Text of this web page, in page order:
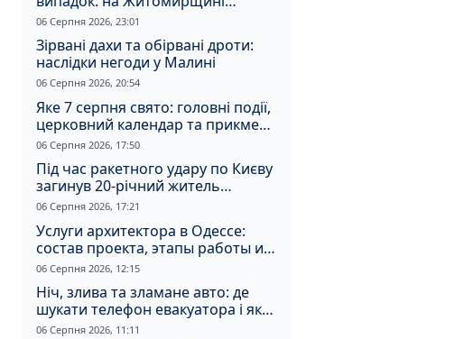
судитимуть чоловіка за вбивство
співмешканки
06 Серпня 2026, 23:01
Зірвані дахи та обірвані дроти:
наслідки негоди у Малині
06 Серпня 2026, 20:54
Яке 7 серпня свято: головні події,
церковний календар та прикмети
дня
06 Серпня 2026, 17:50
Під час ракетного удару по Києву
загинув 20-річний житель
Житомирщини
06 Серпня 2026, 17:21
Услуги архитектора в Одессе:
состав проекта, этапы работы и
стоимость
06 Серпня 2026, 12:15
Ніч, злива та зламане авто: де
шукати телефон евакуатора і як
не натрапити на аферистів
06 Серпня 2026, 11:11